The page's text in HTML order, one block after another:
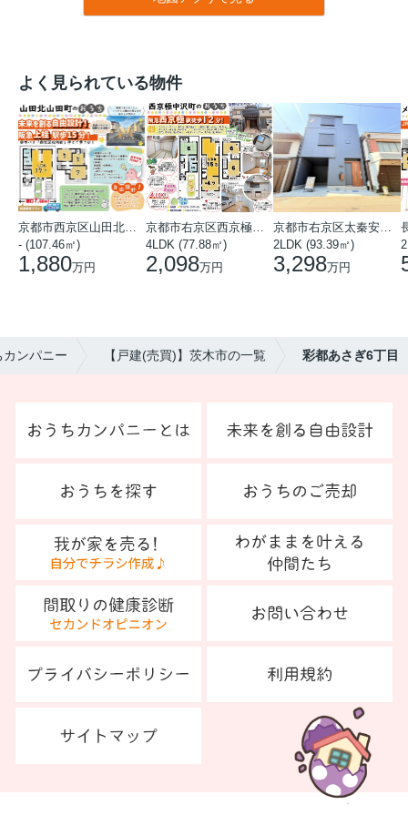
よく見られている物件
- (107.46㎡)
1,880万円
4LDK (77.88㎡)
2,098万円
2LDK (93.39㎡)
3,298万円
ンパニー 【戸建(売買)】茨木市の一覧 彩都あさぎ6丁目